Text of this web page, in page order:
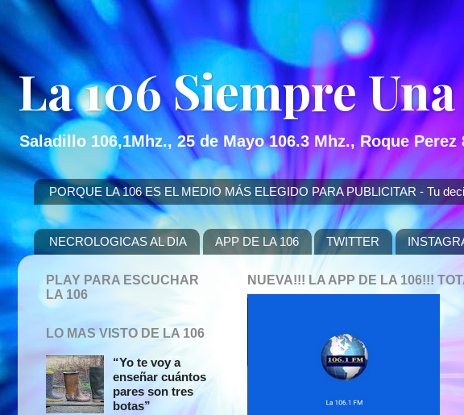
La 106 Siempre
Saladillo 106,1Mhz., 25 de Mayo 106.3 Mhz., Roque
PORQUE LA 106 ES EL MEDIO MÁS ELEGIDO PARA PUBLICITAR - Tu
NECROLOGICAS AL DIA APP DE LA 106 TWITTER
NUEVA!!! LA APP DE LA 106!!!
PLAY PARA ESCUCHAR
LA 106
LO MAS VISTO DE LA 106
“Yo te voy a
enseñar cuántos
pares son tres
botas”